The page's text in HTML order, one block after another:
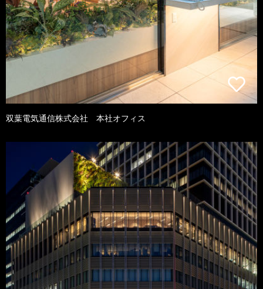
双葉電気通信株式会社 本社オフィス